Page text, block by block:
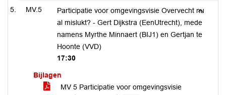
MV.5
Participatie voor omgevingsvisie Overvecht nu
al mislukt? - Gert Dijkstra (EenUtrecht), mede
namens Myrthe Minnaert (BIJ1) en Gertjan te
Hoonte (VVD)
17:30
Bijlagen
MV 5 Participatie voor omgevingsvisie